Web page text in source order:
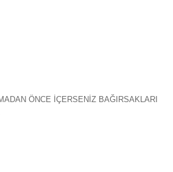
ÖNCE İÇERSENİZ BAĞIRSAKLARI